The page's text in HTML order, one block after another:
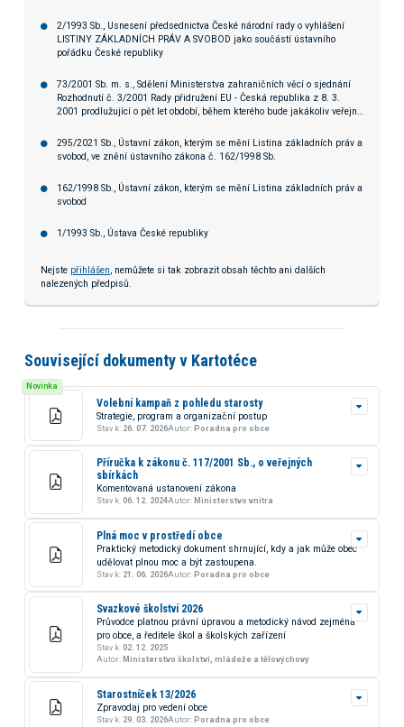
2/1993 Sb., Usnesení předsednictva České národní rady o vyhlášení
LISTINY ZÁKLADNÍCH PRÁV A SVOBOD jako součástí ústavního
pořádku České republiky
73/2001 Sb. m. s., Sdělení Ministerstva zahraničních věcí o sjednání
Rozhodnutí č. 3/2001 Rady přidružení EU - Česká republika z 8. 3.
2001 prodlužující o pět let období, během kterého bude jakákoliv veřejná
skutečnost, že Česká republika je považována za oblast shodnou s
oblastmi Společenství podle článku 87(3)(a) Smlouvy zakládající
295/2021 Sb., Ústavní zákon, kterým se mění Listina základních práv a
svobod, ve znění ústavního zákona č. 162/1998 Sb.
162/1998 Sb., Ústavní zákon, kterým se mění Listina základních práv a
svobod
1/1993 Sb., Ústava České republiky
Nejste přihlášen , nemůžete si tak zobrazit obsah těchto ani dalších
nalezených předpisů.
Související dokumenty v Kartotéce
Novinka
Volební kampaň z pohledu starosty
Strategie, program a organizační postup
Stav k: 26. 07. 2026Autor: Poradna pro obce
Příručka k zákonu č. 117/2001 Sb., o veřejných
sbírkách
Komentovaná ustanovení zákona
Stav k: 06. 12. 2024Autor: Ministerstvo vnitra
Plná moc v prostředí obce
Praktický metodický dokument shrnující, kdy a jak může obec
udělovat plnou moc a být zastoupena.
Stav k: 21. 06. 2026Autor: Poradna pro obce
Svazkové školství 2026
Průvodce platnou právní úpravou a metodický návod zejména
pro obce, a ředitele škol a školských zařízení
Stav k: 02. 12. 2025
Autor: Ministerstvo školství, mládeže a tělovýchovy
Starostníček 13/2026
Zpravodaj pro vedení obce
Stav k: 29. 03. 2026Autor: Poradna pro obce